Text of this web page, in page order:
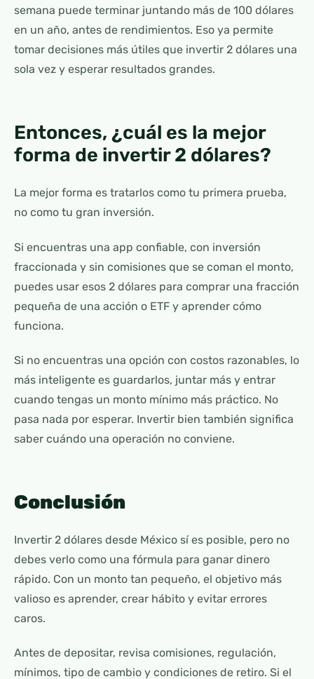
semana puede terminar juntando más de 100 dólares
en un año, antes de rendimientos. Eso ya permite
tomar decisiones más útiles que invertir 2 dólares una
sola vez y esperar resultados grandes.
Entonces, ¿cuál es la mejor
forma de invertir 2 dólares?
La mejor forma es tratarlos como tu primera prueba,
no como tu gran inversión.
Si encuentras una app confiable, con inversión
fraccionada y sin comisiones que se coman el monto,
puedes usar esos 2 dólares para comprar una fracción
pequeña de una acción o ETF y aprender cómo
funciona.
Si no encuentras una opción con costos razonables, lo
más inteligente es guardarlos, juntar más y entrar
cuando tengas un monto mínimo más práctico. No
pasa nada por esperar. Invertir bien también significa
saber cuándo una operación no conviene.
Conclusión
Invertir 2 dólares desde México sí es posible, pero no
debes verlo como una fórmula para ganar dinero
rápido. Con un monto tan pequeño, el objetivo más
valioso es aprender, crear hábito y evitar errores
caros.
Antes de depositar, revisa comisiones, regulación,
mínimos, tipo de cambio y condiciones de retiro. Si el